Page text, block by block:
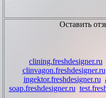
Оставить
clining.freshdesigner.ru
clinvagon.freshdesigner.ru
ingektor.freshdesigner.ru
soap.freshdesigner.ru